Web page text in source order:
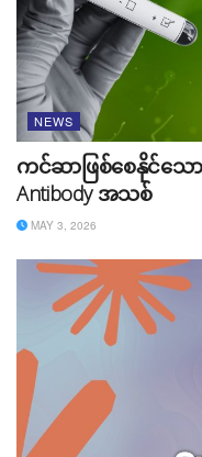
NEWS
ကင်ဆာဖြစ်စေနိုင်သ
Antibody အသစ်
MAY 3, 2026